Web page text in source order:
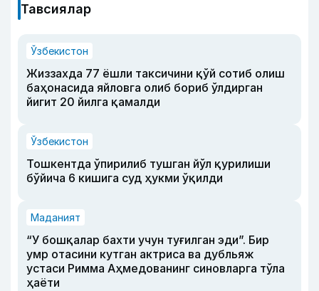
Тавсиялар
Ўзбекистон
Жиззахда 77 ёшли таксичини қўй сотиб олиш
баҳонасида яйловга олиб бориб ўлдирган
йигит 20 йилга қамалди
Ўзбекистон
Тошкентда ўпирилиб тушган йўл қурилиши
бўйича 6 кишига суд ҳукми ўқилди
Маданият
“У бошқалар бахти учун туғилган эди”. Бир
умр отасини кутган актриса ва дубльяж
устаси Римма Аҳмедованинг синовларга тўла
ҳаёти